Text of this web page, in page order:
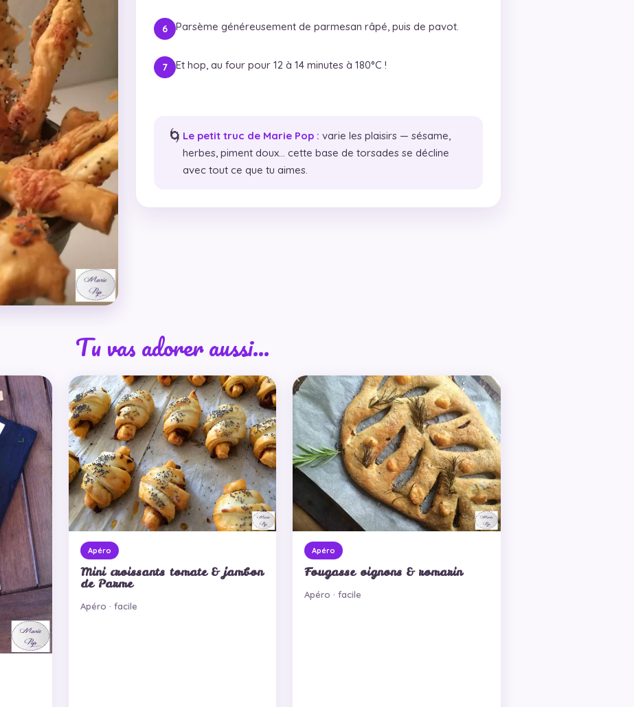
Parsème généreusement de parmesan râpé, puis de pavot.
Et hop, au four pour 12 à 14 minutes à 180°C !
🌀 Le petit truc de Marie Pop : varie les plaisirs — sésame,
herbes, piment doux… cette base de torsades se décline
avec tout ce que tu aimes.
Tu vas adorer aussi…
Apéro
Mini croissants tomate & jambon
de Parme
Apéro · facile
Apéro
Fougasse oignons & romarin
Apéro · facile